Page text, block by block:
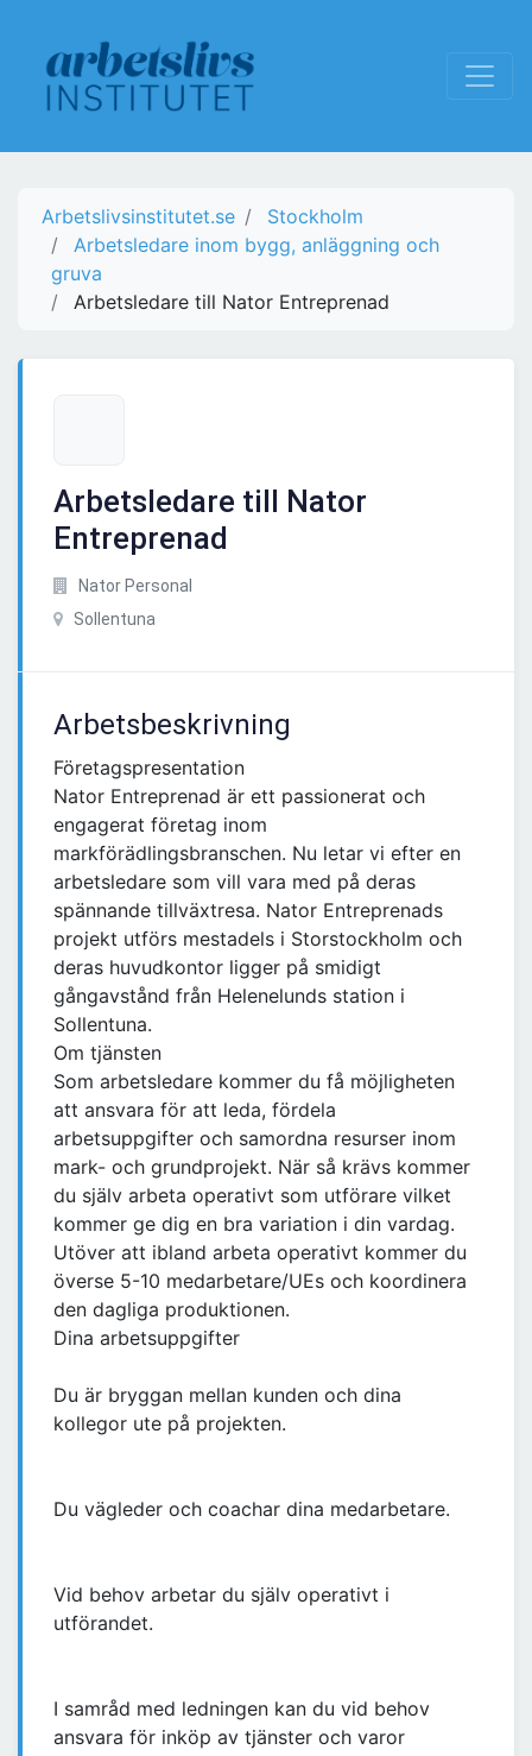
Arbetslivsinstitutet.se
Stockholm
Arbetsledare inom bygg, anläggning och
gruva
Arbetsledare till Nator Entreprenad
Arbetsledare till Nator
Entreprenad
Nator Personal
Sollentuna
Arbetsbeskrivning
Företagspresentation
Nator Entreprenad är ett passionerat och
engagerat företag inom
markförädlingsbranschen. Nu letar vi efter en
arbetsledare som vill vara med på deras
spännande tillväxtresa. Nator Entreprenads
projekt utförs mestadels i Storstockholm och
deras huvudkontor ligger på smidigt
gångavstånd från Helenelunds station i
Sollentuna.
Om tjänsten
Som arbetsledare kommer du få möjligheten
att ansvara för att leda, fördela
arbetsuppgifter och samordna resurser inom
mark- och grundprojekt. När så krävs kommer
du själv arbeta operativt som utförare vilket
kommer ge dig en bra variation i din vardag.
Utöver att ibland arbeta operativt kommer du
överse 5-10 medarbetare/UEs och koordinera
den dagliga produktionen.
Dina arbetsuppgifter
Du är bryggan mellan kunden och dina
kollegor ute på projekten.
Du vägleder och coachar dina medarbetare.
Vid behov arbetar du själv operativt i
utförandet.
I samråd med ledningen kan du vid behov
ansvara för inköp av tjänster och varor